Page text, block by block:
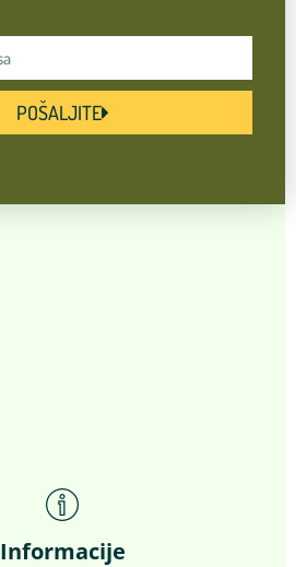
POŠALJITE
Informacije